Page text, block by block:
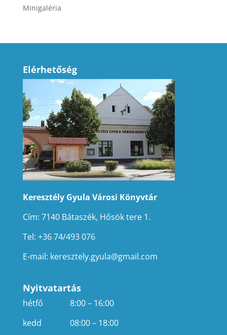
Minigaléria
Elérhetőség
Keresztély Gyula Városi Könyvtár
Cím: 7140 Bátaszék, Hősök tere 1.
Tel: +36 74/493 076
E-mail: keresztely.gyula@gmail.com
Nyitvatartás
hétfő
8:00 – 16:00
kedd
08:00 – 18:00